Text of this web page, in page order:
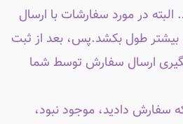
در مورد سفارشات با ارسال
طول بکشد.پس، بعد از ثبت
ارسال سفارش توسط شما
که سفارش دادید، موجود نبود،